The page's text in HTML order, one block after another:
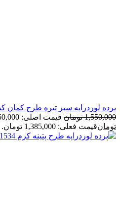
لوردراپه سبز تیره طرح کمان کد 97
تومان قیمت اصلی: 1,550,000 تومان بود.
قیمت فعلی: 1,385,000 تومان.